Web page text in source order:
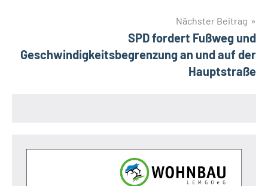
Nächster Beitrag
SPD fordert Fußweg und
Geschwindigkeitsbegrenzung an und auf der
Hauptstraße